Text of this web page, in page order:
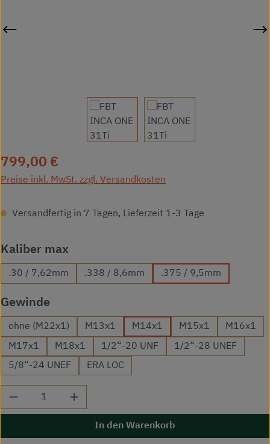
Regulärer Preis:
799,00 €
Preise inkl. MwSt. zzgl. Versandkosten
Versandfertig in 7 Tagen, Lieferzeit 1-3 Tage
Kaliber max
.30 / 7,62mm .338 / 8,6mm .375 / 9,5mm
Gewindeauswählen
ohne (M22x1) M13x1 M14x1 M15x1 M16x1
M17x1 M18x1 1/2“-20 UNF
1/2“-28 UNEF
5/8“-24 UNEF
ERA LOC
Produkt Anzahl: Gib den gewünschten
In den Warenkorb